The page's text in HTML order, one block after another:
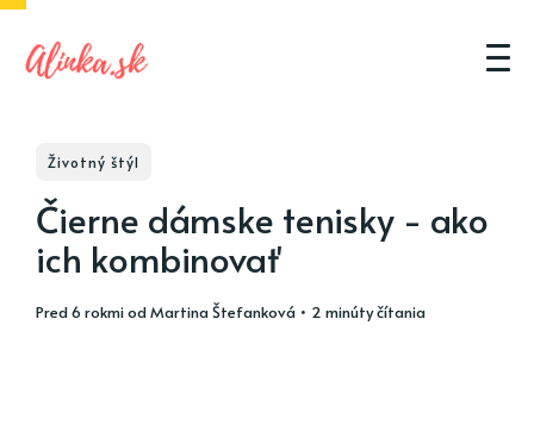
Životný štýl
Čierne dámske tenisky - ako
ich kombinovať
pred 6 rokmiodMartina Štefanková • 2 minúty čítania